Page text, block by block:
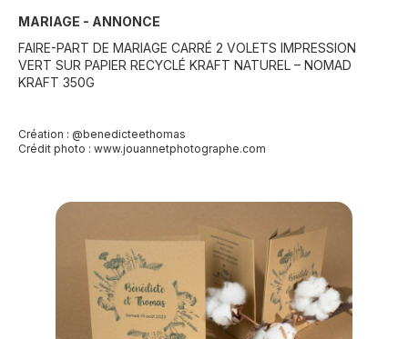
MARIAGE - ANNONCE
FAIRE-PART DE MARIAGE CARRÉ 2 VOLETS IMPRESSION
VERT SUR PAPIER RECYCLÉ KRAFT NATUREL – NOMAD
KRAFT 350G
Création : @benedicteethomas
Crédit photo : www.jouannetphotographe.com